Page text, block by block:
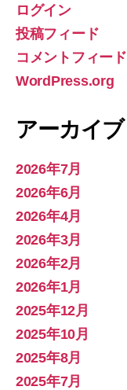
ログイン
投稿フィード
コメントフィード
WordPress.org
アーカイブ
2026年7月
2026年6月
2026年4月
2026年3月
2026年2月
2026年1月
2025年12月
2025年10月
2025年8月
2025年7月